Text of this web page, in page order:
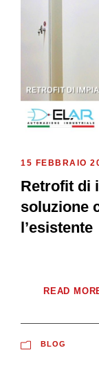
15 FEBBRAIO
Retrofit di
soluzione
l’esistente
READ
BLOG